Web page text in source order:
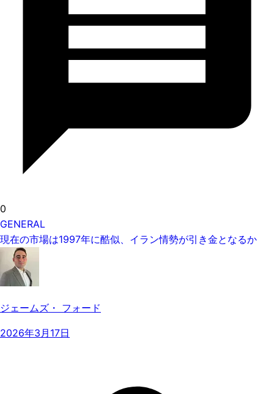
0
GENERAL
現在の市場は1997年に酷似、イラン情勢が引き金となるか
ジェームズ・ フォード
2026年3月17日